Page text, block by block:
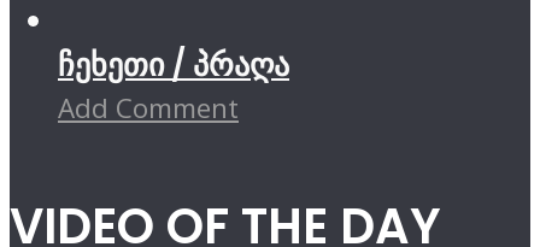
ჩეხეთი / პრაღა
Add Comment
VIDEO OF THE DAY